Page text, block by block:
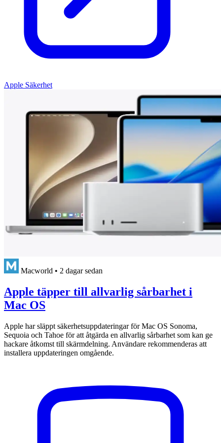
Apple Säkerhet
Macworld • 2 dagar sedan
Apple täpper till allvarlig sårbarhet i
Mac OS
Apple har släppt säkerhetsuppdateringar för Mac OS Sonoma,
Sequoia och Tahoe för att åtgärda en allvarlig sårbarhet som kan ge
hackare åtkomst till skärmdelning. Användare rekommenderas att
installera uppdateringen omgående.